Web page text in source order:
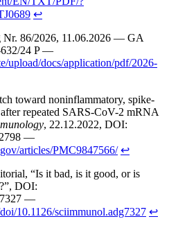
↩︎
Nr. 86/2026, 11.06.2026 — GA
632/24 P —
upload/docs/application/pdf/2026-
toward noninflammatory, spike-
repeated SARS-CoV-2 mRNA
, 22.12.2022, DOI:
—
articles/PMC9847566/ ↩︎
“Is it bad, is it good, or is
DOI:
—
10.1126/sciimmunol.adg7327 ↩︎